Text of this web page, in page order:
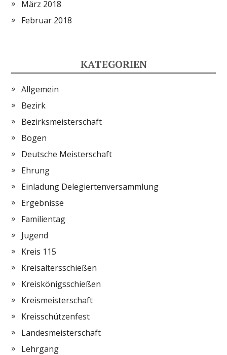
März 2018
Februar 2018
KATEGORIEN
Allgemein
Bezirk
Bezirksmeisterschaft
Bogen
Deutsche Meisterschaft
Ehrung
Einladung Delegiertenversammlung
Ergebnisse
Familientag
Jugend
Kreis 115
Kreisaltersschießen
Kreiskönigsschießen
Kreismeisterschaft
Kreisschützenfest
Landesmeisterschaft
Lehrgang